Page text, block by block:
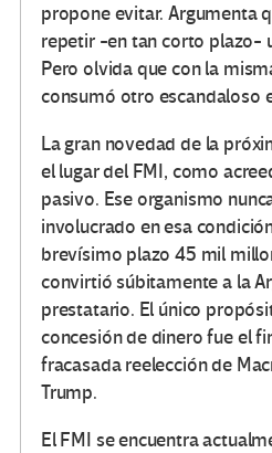
propone evitar. Argumenta
repetir -en tan corto plazo-
Pero olvida que con la
consumó otro escandaloso
La gran novedad de la
el lugar del FMI, como
pasivo. Ese organismo
involucrado en esa
brevísimo plazo 45 mil
convirtió súbitamente a la
prestatario. El único
concesión de dinero fue el
fracasada reelección de
Trump.
El FMI se encuentra